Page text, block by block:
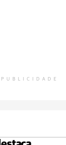
PUBLICIDADE